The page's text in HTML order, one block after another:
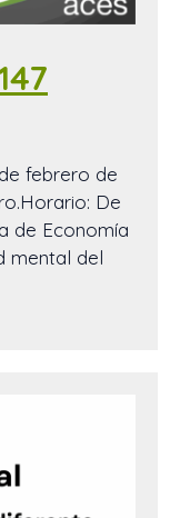
febrero de
De
de Economía
mental del